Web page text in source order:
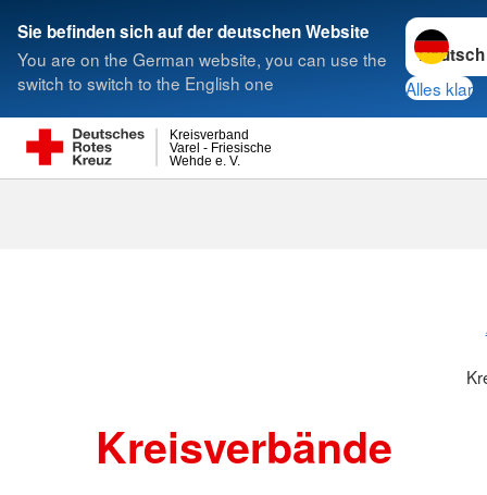
Sie befinden sich auf der deutschen Website
You are on the German website, you can use the
switch to switch to the English one
Sprache
Alles klar
Wehde e. V.
Varel - Friesische
Kreisverband
Suche
Kreisverbände